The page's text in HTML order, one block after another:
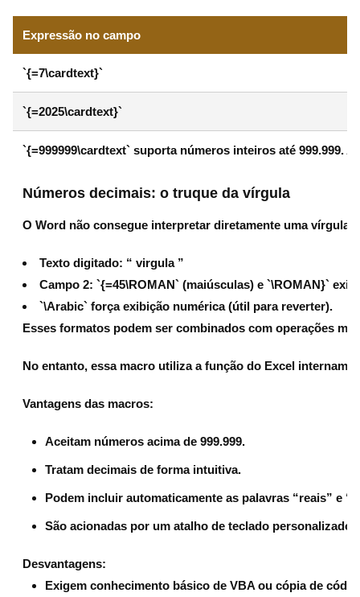
Expressão no campo
`{=7\cardtext}`
`{=2025\cardtext}`
`{=999999\cardtext` suporta números inteiros até 999.999.
Números decimais: o truque da vírgula
O Word não consegue interpretar diretamente uma vírgula
Texto digitado: “ virgula ”
Campo 2: `{=45\ROMAN` (maiúsculas) e `\ROMAN}`
`\Arabic` força exibição numérica (útil para reverter).
Esses formatos podem ser combinados com operações
No entanto, essa macro utiliza a função do Excel
Vantagens das macros:
Aceitam números acima de 999.999.
Tratam decimais de forma intuitiva.
Podem incluir automaticamente as palavras “reais” e
São acionadas por um atalho de teclado personalizado.
Desvantagens:
Exigem conhecimento básico de VBA ou cópia de